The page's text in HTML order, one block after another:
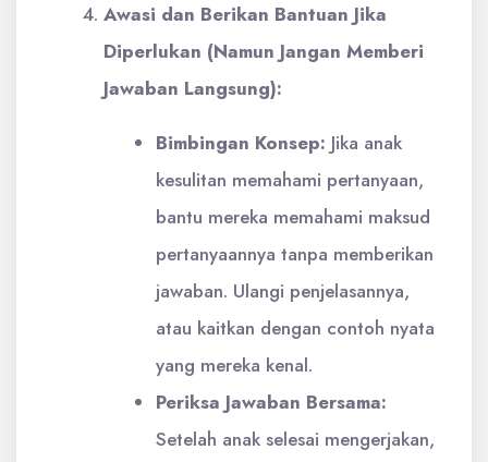
Awasi dan Berikan Bantuan Jika
Diperlukan (Namun Jangan Memberi
Jawaban Langsung):
Bimbingan Konsep: Jika anak
kesulitan memahami pertanyaan,
bantu mereka memahami maksud
pertanyaannya tanpa memberikan
jawaban. Ulangi penjelasannya,
atau kaitkan dengan contoh nyata
yang mereka kenal.
Periksa Jawaban Bersama:
Setelah anak selesai mengerjakan,